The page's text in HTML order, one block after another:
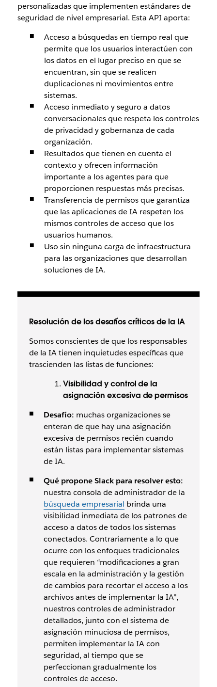
personalizadas que implementen estándares de
seguridad de nivel empresarial. Esta API aporta:
Acceso a búsquedas en tiempo real que
permite que los usuarios interactúen con
los datos en el lugar preciso en que se
encuentran, sin que se realicen
duplicaciones ni movimientos entre
sistemas.
Acceso inmediato y seguro a datos
conversacionales que respeta los controles
de privacidad y gobernanza de cada
organización.
Resultados que tienen en cuenta el
contexto y ofrecen información
importante a los agentes para que
proporcionen respuestas más precisas.
Transferencia de permisos que garantiza
que las aplicaciones de IA respeten los
mismos controles de acceso que los
usuarios humanos.
Uso sin ninguna carga de infraestructura
para las organizaciones que desarrollan
soluciones de IA.
Resolución de los desafíos críticos de la IA
Somos conscientes de que los responsables
de la IA tienen inquietudes específicas que
trascienden las listas de funciones:
Visibilidad y control de la
asignación excesiva de permisos
Desafío: muchas organizaciones se
enteran de que hay una asignación
excesiva de permisos recién cuando
están listas para implementar sistemas
de IA.
Qué propone Slack para resolver esto:
nuestra consola de administrador de la
búsqueda empresarial brinda una
visibilidad inmediata de los patrones de
acceso a datos de todos los sistemas
conectados. Contrariamente a lo que
ocurre con los enfoques tradicionales
que requieren “modificaciones a gran
escala en la administración y la gestión
de cambios para recortar el acceso a los
archivos antes de implementar la IA”,
nuestros controles de administrador
detallados, junto con el sistema de
asignación minuciosa de permisos,
permiten implementar la IA con
seguridad, al tiempo que se
perfeccionan gradualmente los
controles de acceso.